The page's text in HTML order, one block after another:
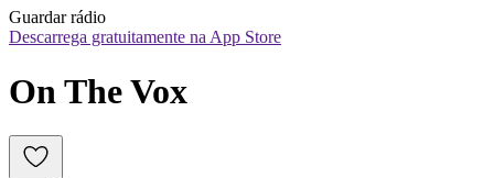
Guardar rádio
Descarrega gratuitamente na App Store
On The Vox